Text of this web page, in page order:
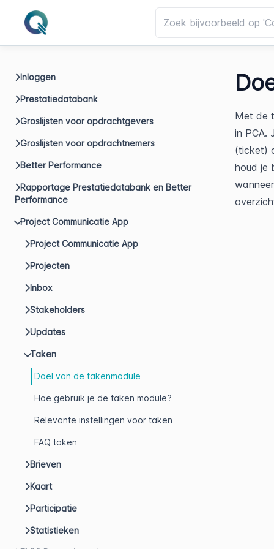
Inloggen
Prestatiedatabank
Groslijsten voor opdrachtgevers
Groslijsten voor opdrachtnemers
Better Performance
Rapportage Prestatiedatabank en Better
Performance
Project Communicatie App
Project Communicatie App
Projecten
Inbox
Stakeholders
Updates
Taken
Doel van de takenmodule
Hoe gebruik je de taken module?
Relevante instellingen voor taken
FAQ taken
Brieven
Kaart
Participatie
Statistieken
Met de
in PCA.
(ticket)
houd je